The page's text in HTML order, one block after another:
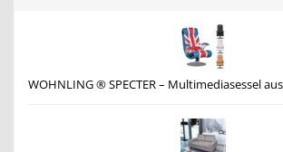
WOHNLING ® SPECTER – Multimediasessel